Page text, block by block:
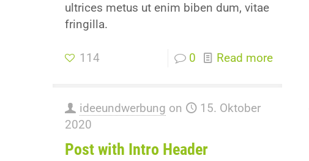
ultrices metus ut enim biben dum, vitae
fringilla.
114 0 Read more
ideeundwerbung on
15. Oktober
2020
Post with Intro Header